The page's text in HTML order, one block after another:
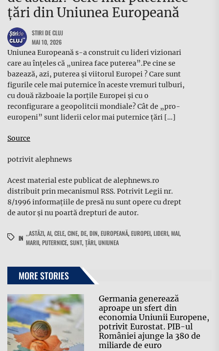
țări din Uniunea Europeană
STIRI DE CLUJ
MAI 10, 2026
Uniunea Europeană s-a construit cu lideri vizionari
care au înțeles că „unirea face puterea”.Pe cine se
bazează, azi, puterea și viitorul Europei ? Care sunt
figurile cele mai puternice în aceste vremuri tulburi,
cu două războaie la porțile Europei și cu o
reconfigurare a geopolitcii mondiale? Cât de „pro-
europeni” sunt liderii celor mai puternice țări […]
Source
potrivit alephnews
Acest material este publicat de alephnews.ro
distribuit prin mecanismul RSS. Potrivit Legii nr.
8/1996 informațiile de presă nu sunt opere cu drept
de autor și nu poartă drepturi de autor.
IN
,,ASTĂZI, AI, CELE, CINE, DE, DIN, EUROPEANĂ, EUROPEI, LIDERI, MAI,
MARII, PUTERNICE, SUNT, ȚĂRI, UNIUNEA
MORE STORIES
Germania generează
aproape un sfert din
economia Uniunii Europene,
potrivit Eurostat. PIB-ul
României ajunge la 380 de
miliarde de euro